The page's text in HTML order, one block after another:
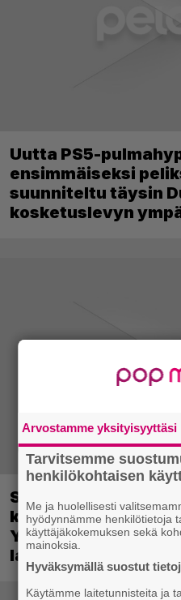
Uutta PS5-
ensimmäiseksi
suunniteltu täysin
kosketuslevyn
Sony on
kanssa
Yhdysvalloissa
latauskoodin
Arvostamme yksityisyyttäsi
Tarvitsemme
henkilökohtaisen
Me ja huolellisesti
hyödynnämme henkilötietoja
käyttäjäkokemuksen sekä
mainoksia.
Hyväksymällä suostut
Käytämme laitetunnisteita ja